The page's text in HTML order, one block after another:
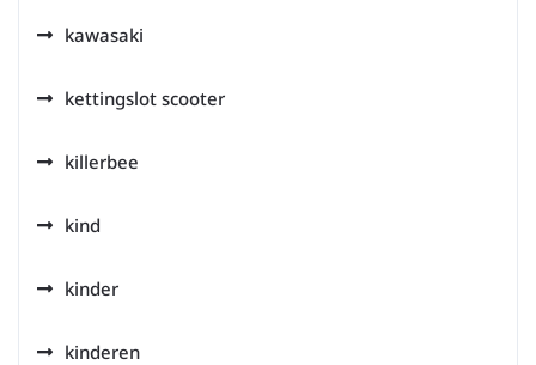
kawasaki
kettingslot scooter
killerbee
kind
kinder
kinderen